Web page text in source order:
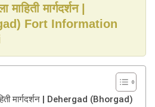
मार्गदर्शन |
Fort Information
मार्गदर्शन | Dehergad (Bhorgad)